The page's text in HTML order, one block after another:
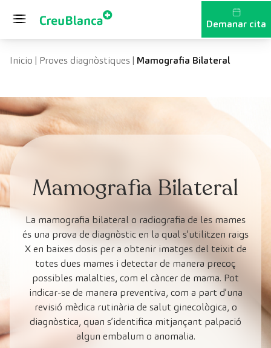
Demanar cita
Inicio | Proves diagnòstiques| Mamografia Bilateral
Mamografia Bilateral
La mamografia bilateral o radiografia de les mames
és una prova de diagnòstic en la qual s’utilitzen raigs
X en baixes dosis per a obtenir imatges del teixit de
totes dues mames i detectar de manera precoç
possibles malalties, com el càncer de mama. Pot
indicar-se de manera preventiva, com a part d’una
revisió mèdica rutinària de salut ginecològica, o
diagnòstica, quan s’identifica mitjançant palpació
algun embalum o anomalia.